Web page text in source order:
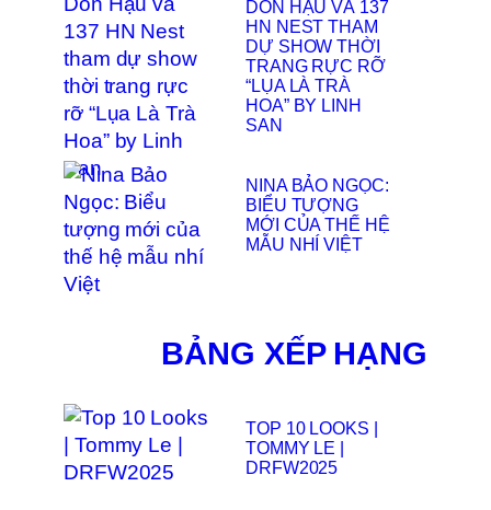
DON HẬU VÀ 137
HN NEST THAM
DỰ SHOW THỜI
TRANG RỰC RỠ
“LỤA LÀ TRÀ
HOA” BY LINH
SAN
NINA BẢO NGỌC:
BIỂU TƯỢNG
MỚI CỦA THẾ HỆ
MẪU NHÍ VIỆT
BẢNG XẾP HẠNG
TOP 10 LOOKS |
TOMMY LE |
DRFW2025